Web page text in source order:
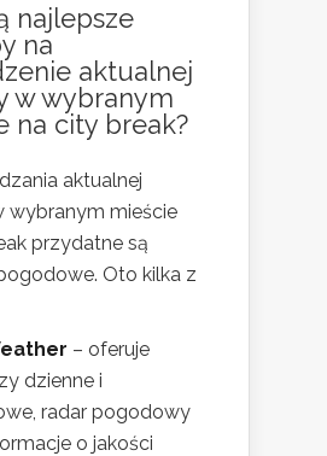
najlepsze
na
aktualnej
w wybranym
na city break?
aktualnej
wybranym mieście
przydatne są
Oto kilka z
– oferuje
dzienne i
radar pogodowy
o jakości